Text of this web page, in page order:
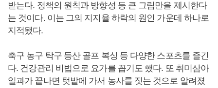
받는다. 정책의 원칙과 방향성 등 큰 그림만을 제시한다
는 것이다. 이는 그의 지지율 하락의 원인 가운데 하나로
지적됐다.
축구 농구 탁구 등산 골프 복싱 등 다양한 스포츠를 즐긴
다. 건강관리 비법으로 요가를 꼽기도 했다. 또 취미삼아
일과가 끝나면 텃밭에 가서 농사를 짓는 것으로 알려졌